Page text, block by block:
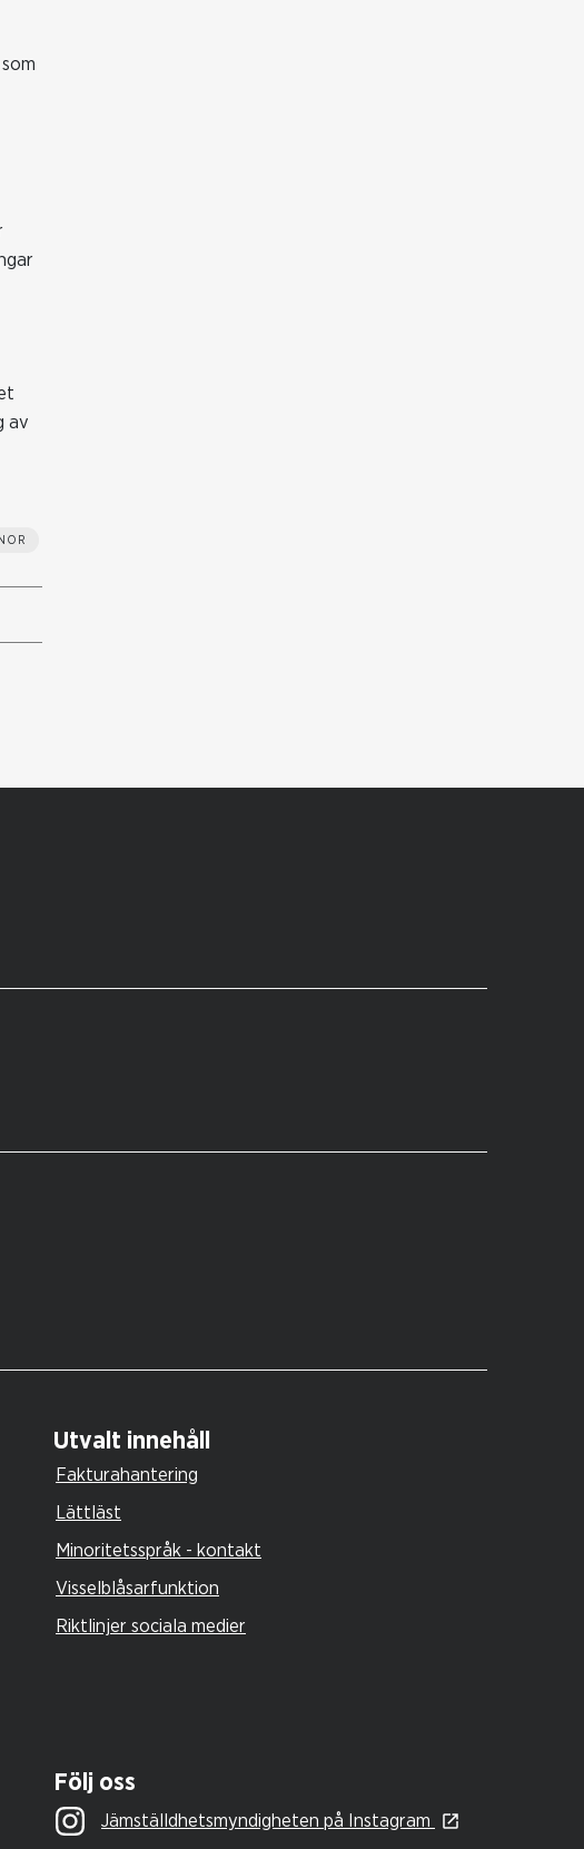
av
Utvalt innehåll
Fakturahantering
Lättläst
Minoritetsspråk - kontakt
Visselblåsarfunktion
Riktlinjer sociala medier
Följ oss
Jämställdhetsmyndigheten på Instagram